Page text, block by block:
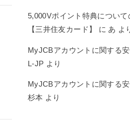
5,000Vポイント特典につい
【三井住友カード】
に あ よ
MyJCBアカウントに関する
L-JP より
MyJCBアカウントに関する
杉本 より